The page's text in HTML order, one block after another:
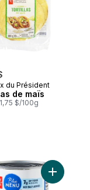
du Président
de maïs
$/100g
panier Ajouter